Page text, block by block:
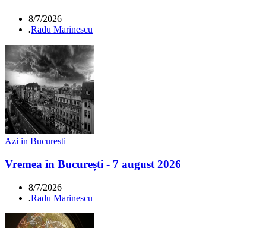
8/7/2026
.Radu Marinescu
Azi in Bucuresti
Vremea în București - 7 august 2026
8/7/2026
.Radu Marinescu